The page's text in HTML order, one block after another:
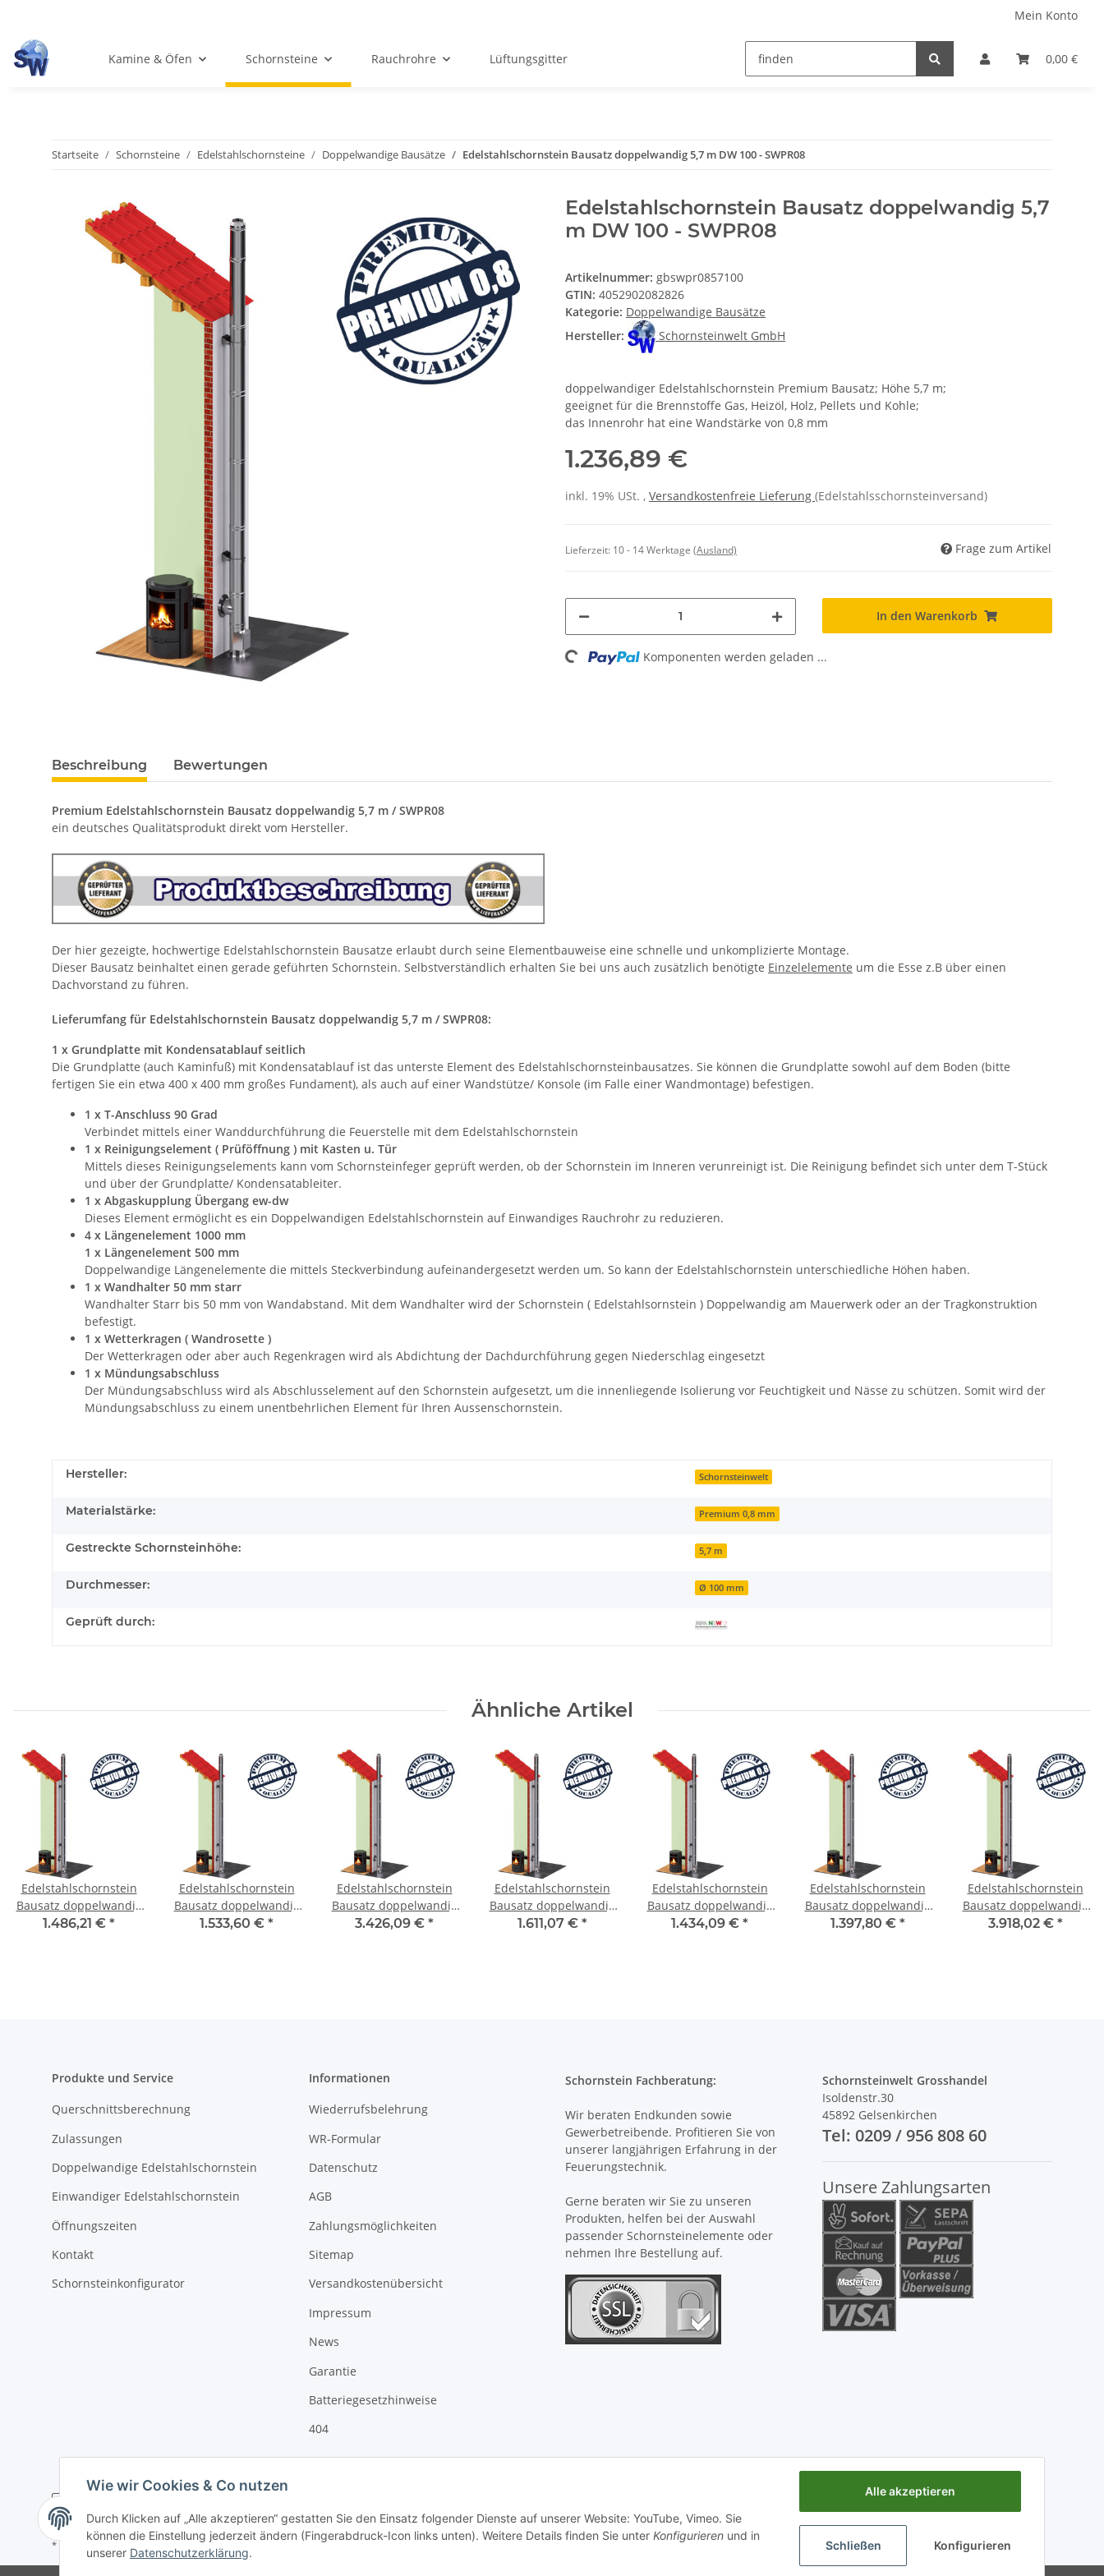
Mein Konto
0,00 €
Kamine & Öfen Schornsteine Rauchrohre Lüftungsgitter
Startseite Schornsteine Edelstahlschornsteine Doppelwandige Bausätze Edelstahlschornstein Bausatz doppelwandig 5,7 m DW 100 - SWPR08
Edelstahlschornstein Bausatz doppelwandig 5,7
m DW 100 - SWPR08
Artikelnummer: gbswpr0857100
GTIN: 4052902082826
Kategorie: Doppelwandige Bausätze
Hersteller:
Schornsteinwelt GmbH
doppelwandiger Edelstahlschornstein Premium Bausatz; Höhe 5,7 m;
geeignet für die Brennstoffe Gas, Heizöl, Holz, Pellets und Kohle;
das Innenrohr hat eine Wandstärke von 0,8 mm
1.236,89 €
inkl. 19% USt. , Versandkostenfreie Lieferung (Edelstahlsschornsteinversand)
Lieferzeit: 10 - 14 Werktage (Ausland) Frage zum Artikel
In den Warenkorb
Loading... Komponenten werden geladen ...
Beschreibung Bewertungen
Premium Edelstahlschornstein Bausatz doppelwandig 5,7 m / SWPR08
ein deutsches Qualitätsprodukt direkt vom Hersteller.
Der hier gezeigte, hochwertige Edelstahlschornstein Bausatze erlaubt durch seine Elementbauweise eine schnelle und unkomplizierte Montage.
Dieser Bausatz beinhaltet einen gerade geführten Schornstein. Selbstverständlich erhalten Sie bei uns auch zusätzlich benötigte Einzelelemente um die Esse z.B über einen
Dachvorstand zu führen.
Lieferumfang für Edelstahlschornstein Bausatz doppelwandig 5,7 m / SWPR08:
1 x Grundplatte mit Kondensatablauf seitlich
Die Grundplatte (auch Kaminfuß) mit Kondensatablauf ist das unterste Element des Edelstahlschornsteinbausatzes. Sie können die Grundplatte sowohl auf dem Boden (bitte
fertigen Sie ein etwa 400 x 400 mm großes Fundament), als auch auf einer Wandstütze/ Konsole (im Falle einer Wandmontage) befestigen.
1 x T-Anschluss 90 Grad
Verbindet mittels einer Wanddurchführung die Feuerstelle mit dem Edelstahlschornstein
1 x Reinigungselement ( Prüföffnung ) mit Kasten u. Tür
Mittels dieses Reinigungselements kann vom Schornsteinfeger geprüft werden, ob der Schornstein im Inneren verunreinigt ist. Die Reinigung befindet sich unter dem T-Stück
und über der Grundplatte/ Kondensatableiter.
1 x Abgaskupplung Übergang ew-dw
Dieses Element ermöglicht es ein Doppelwandigen Edelstahlschornstein auf Einwandiges Rauchrohr zu reduzieren.
4 x Längenelement 1000 mm
1 x Längenelement 500 mm
Doppelwandige Längenelemente die mittels Steckverbindung aufeinandergesetzt werden um. So kann der Edelstahlschornstein unterschiedliche Höhen haben.
1 x Wandhalter 50 mm starr
Wandhalter Starr bis 50 mm von Wandabstand. Mit dem Wandhalter wird der Schornstein ( Edelstahlsornstein ) Doppelwandig am Mauerwerk oder an der Tragkonstruktion
befestigt.
1 x Wetterkragen ( Wandrosette )
Der Wetterkragen oder aber auch Regenkragen wird als Abdichtung der Dachdurchführung gegen Niederschlag eingesetzt
1 x Mündungsabschluss
Der Mündungsabschluss wird als Abschlusselement auf den Schornstein aufgesetzt, um die innenliegende Isolierung vor Feuchtigkeit und Nässe zu schützen. Somit wird der
Mündungsabschluss zu einem unentbehrlichen Element für Ihren Aussenschornstein.
Hersteller: Schornsteinwelt
Materialstärke: Premium 0,8 mm
Gestreckte Schornsteinhöhe: 5,7 m
Durchmesser: Ø 100 mm
Geprüft durch:
Ähnliche Artikel
Edelstahlschornstein
Bausatz doppelwandig
5,7 m DW 150 - SWPR08
1.486,21 € *
Edelstahlschornstein
Bausatz doppelwandig
7,7 m DW 100 - SWPR08
1.533,60 € *
Edelstahlschornstein
Bausatz doppelwandig
5,7 m - SWPR08 DW 350
3.426,09 € *
Edelstahlschornstein
Bausatz doppelwandig
5,7 m DW 160 - SWPR08
1.611,07 € *
Edelstahlschornstein
Bausatz doppelwandig
7,2 m DW 100 - SWPR08
1.434,09 € *
Edelstahlschornstein
Bausatz doppelwandig
6,7 m DW 100 - SWPR08
1.397,80 € *
Edelstahlschornstein
Bausatz doppelwandig
5,7 m - SWPR08 DW 400
3.918,02 € *
Produkte und Service
Querschnittsberechnung
Zulassungen
Doppelwandige Edelstahlschornstein
Einwandiger Edelstahlschornstein
Öffnungszeiten
Kontakt
Schornsteinkonfigurator
Informationen
Wiederrufsbelehrung
WR-Formular
Datenschutz
AGB
Zahlungsmöglichkeiten
Sitemap
Versandkostenübersicht
Impressum
News
Garantie
Batteriegesetzhinweise
404
Schornstein Fachberatung:
Wir beraten Endkunden sowie
Gewerbetreibende. Profitieren Sie von
unserer langjährigen Erfahrung in der
Feuerungstechnik.
Gerne beraten wir Sie zu unseren
Produkten, helfen bei der Auswahl
passender Schornsteinelemente oder
nehmen Ihre Bestellung auf.
Schornsteinwelt Grosshandel
Isoldenstr.30
45892 Gelsenkirchen
Tel: 0209 / 956 808 60
Unsere Zahlungsarten
* Alle Preise inkl. gesetzlicher USt., zzgl. Versand
Wie wir Cookies & Co nutzen
Durch Klicken auf „Alle akzeptieren“ gestatten Sie den Einsatz folgender Dienste auf unserer Website: YouTube, Vimeo. Sie
können die Einstellung jederzeit ändern (Fingerabdruck-Icon links unten). Weitere Details finden Sie unter Konfigurieren und in
unserer Datenschutzerklärung.
Alle akzeptieren
Schließen Konfigurieren